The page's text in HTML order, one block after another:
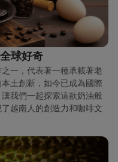
球好奇
一，代表著一種承載著老
土創新，如今已成為國際
我們一起探索這款奶油般
越南人的創造力和咖啡文